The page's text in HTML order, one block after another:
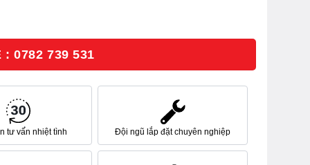
: 0782 739 531
tư vấn nhiệt tình Đội ngũ lắp đặt chuyên nghiệp